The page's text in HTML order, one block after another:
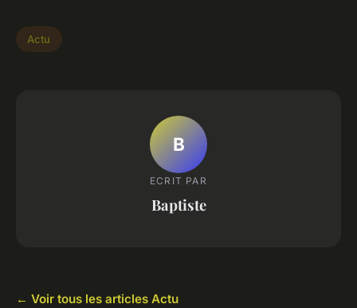
Actu
B
ECRIT PAR
Baptiste
← Voir tous les articles Actu